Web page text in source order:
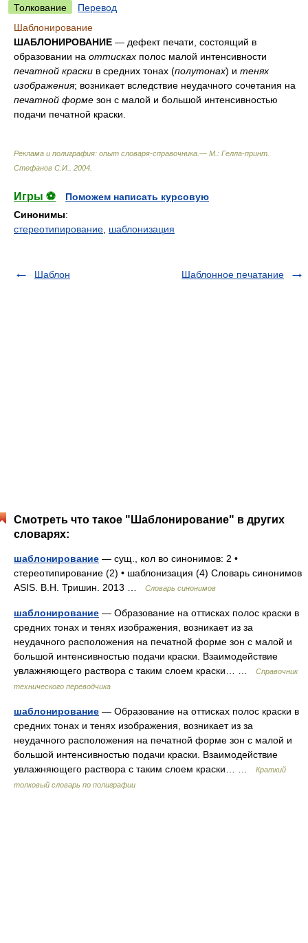
Толкование
Перевод
Шаблонирование
ШАБЛОНИРОВАНИЕ — дефект печати, состоящий в
образовании на оттисках полос малой интенсивности
печатной краски в средних тонах (полутонах) и тенях
изображения; возникает вследствие неудачного сочетания на
печатной форме зон с малой и большой интенсивностью
подачи печатной краски.
Реклама и полиграфия: опыт словаря-справочника.— М.: Гелла-принт
Стефанов С.И.
2004
Игры ⚽
Поможем написать курсовую
Синонимы:
стереотипирование шаблонизация
Шаблон Шаблонное печатание
Смотреть что такое "Шаблонирование" в других
словарях:
шаблонирование — сущ., кол во синонимов: 2 •
стереотипирование (2) • шаблонизация (4) Словарь синонимов
ASIS. В.Н. Тришин. 2013 …
Словарь синонимов
шаблонирование — Образование на оттисках полос краски в
средних тонах и тенях изображения, возникает из за
неудачного расположения на печатной форме зон с малой и
большой интенсивностью подачи краски. Взаимодействие
увлажняющего раствора с таким слоем краски… …
Справочник
технического переводчика
шаблонирование — Образование на оттисках полос краски в
средних тонах и тенях изображения, возникает из за
неудачного расположения на печатной форме зон с малой и
большой интенсивностью подачи краски. Взаимодействие
увлажняющего раствора с таким слоем краски… …
Краткий
толковый словарь по полиграфии